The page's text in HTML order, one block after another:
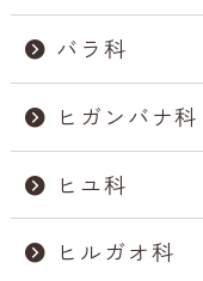
バラ科
ヒガンバナ科
ヒユ科
ヒルガオ科